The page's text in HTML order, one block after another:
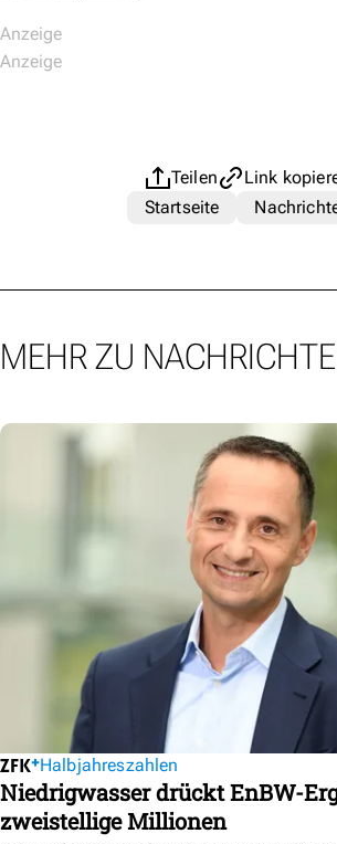
Teilen
Link
Startseite
MEHR ZU
Halbjahreszahlen
Niedrigwasser drückt EnBW-
zweistellige Millionen